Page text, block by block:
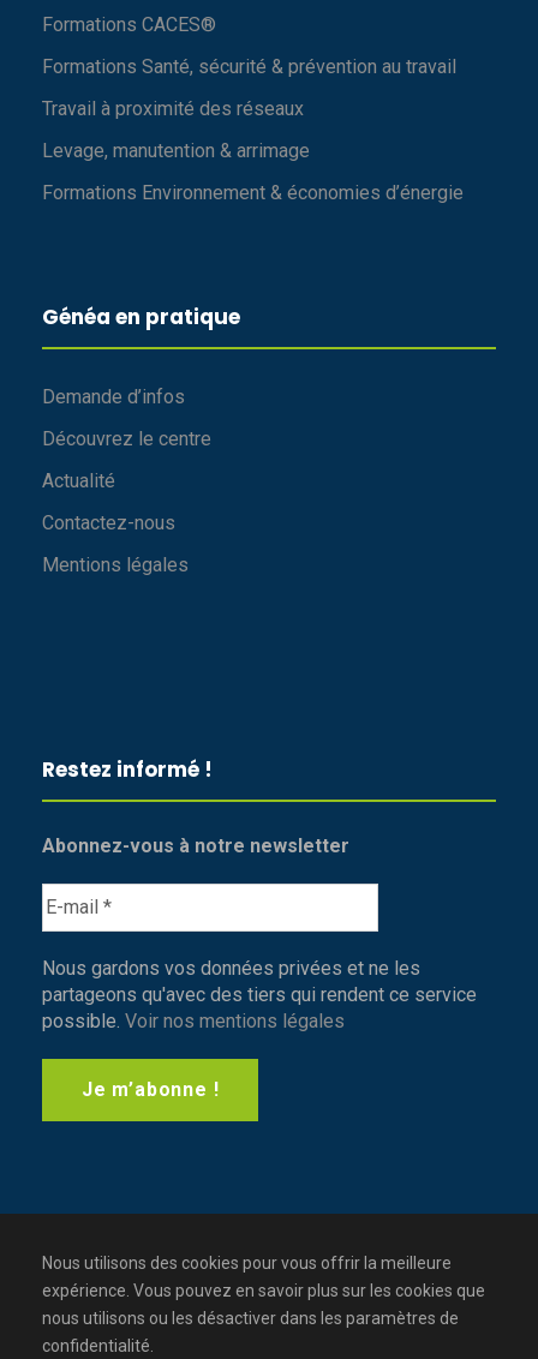
Formations CACES®
Formations Santé, sécurité & prévention au travail
Travail à proximité des réseaux
Levage, manutention & arrimage
Formations Environnement & économies d’énergie
Généa en pratique
Demande d’infos
Découvrez le centre
Actualité
Contactez-nous
Mentions légales
Restez informé !
Abonnez-vous à notre newsletter
Nous gardons vos données privées et ne les
partageons qu'avec des tiers qui rendent ce service
possible. Voir nos mentions légales
Nous utilisons des cookies pour vous offrir la meilleure
expérience. Vous pouvez en savoir plus sur les cookies que
nous utilisons ou les désactiver dans les paramètres de
confidentialité.